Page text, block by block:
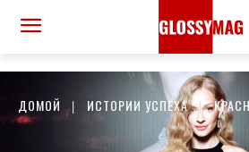
ДОМОЙ ИСТОРИИ УСПЕХА